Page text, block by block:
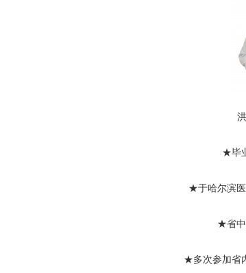
★毕
★于哈尔滨
★省中
★多次参加省